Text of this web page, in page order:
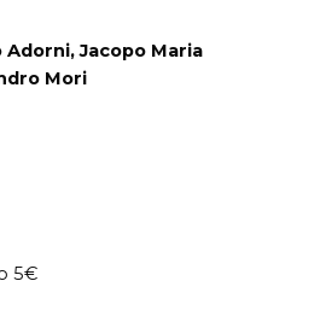
Adorni, Jacopo Maria
Mori
5€